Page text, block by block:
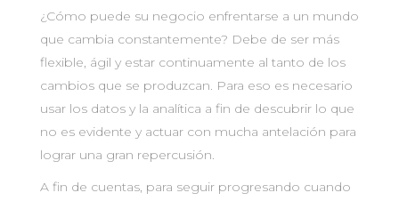
¿Cómo puede su negocio enfrentarse a un mundo
que cambia constantemente? Debe de ser más
flexible, ágil y estar continuamente al tanto de los
cambios que se produzcan. Para eso es necesario
usar los datos y la analítica a fin de descubrir lo que
no es evidente y actuar con mucha antelación para
lograr una gran repercusión.
A fin de cuentas, para seguir progresando cuando